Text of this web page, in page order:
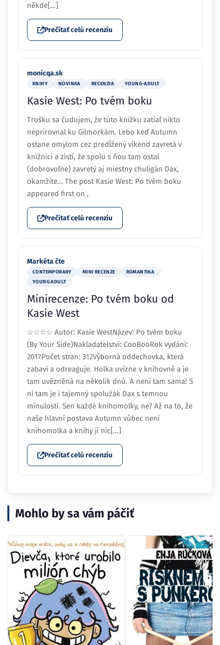
někde[...]
Prečítať celú recenziu
monicqa.sk
KNIHY NOVINKA RECENZIA YOUNG-ADULT
Kasie West: Po tvém boku
Trošku sa čudujem, že túto knižku zatiaľ nikto
neprirovnal ku Gilmorkám. Lebo keď Autumn
ostane omylom cez predĺžený víkend zavretá v
knižnici a zistí, že spolu s ňou tam ostal
(dobrovoľne) zavretý aj miestny chuligán Dax,
okamžite… The post Kasie West: Po tvém boku
appeared first on .
Prečítať celú recenziu
Markéta čte
CONTEMPORARY MINI RECENZE
ROMANTIKA
YOUNG ADULT
Minirecenze: Po tvém boku od
Kasie West
☆☆☆☆ Autor: Kasie WestNázev: Po tvém boku
(By Your Side)Nakladatelství: CooBooRok vydání:
2017Počet stran: 312Výborná oddechovka, která
zabaví a odreaguje. Holka uvízne v knihovně a je
tam uvězněná na několik dnů. A není tam sama! S
ní tam je i tajemný spolužák Dax s temnou
minulostí. Sen každé knihomolky, ne? Až na to, že
naše hlavní postava Autumn vůbec není
knihomolka a knihy jí nic[...]
Prečítať celú recenziu
Mohlo by sa vám páčiť